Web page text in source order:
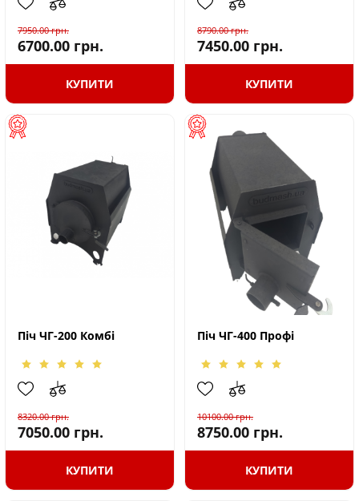
7950.00грн.
6700.00 грн.
КУПИТИ
8790.00грн.
7450.00 грн.
КУПИТИ
Піч ЧГ-200 Комбі
8320.00грн.
7050.00 грн.
КУПИТИ
Піч ЧГ-400 Профі
10100.00грн.
8750.00 грн.
КУПИТИ